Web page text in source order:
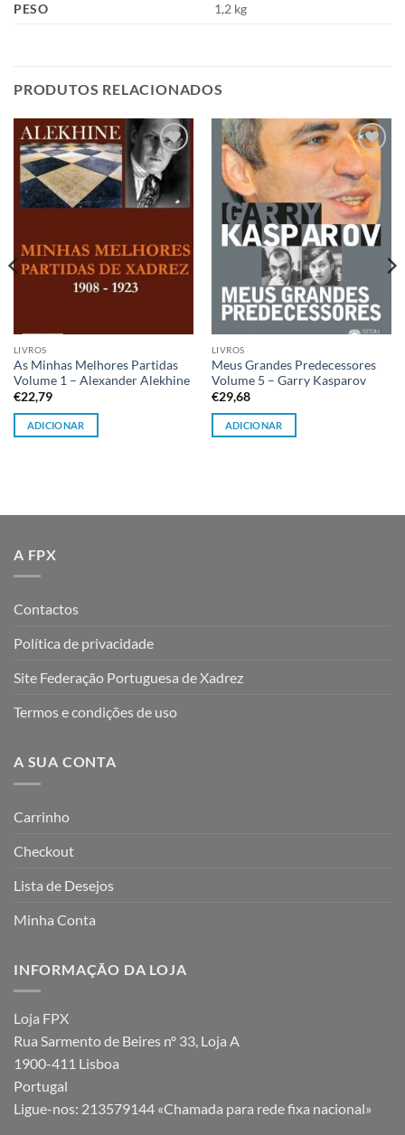
PESO 1,2 kg
PRODUTOS RELACIONADOS
Adicionar
à lista de
desejos
LIVROS
As Minhas Melhores Partidas
Volume 1 – Alexander Alekhine
€22,79
ADICIONAR
Adicionar
à lista de
desejos
LIVROS
Meus Grandes Predecessores
Volume 5 – Garry Kasparov
€29,68
ADICIONAR
A FPX
Contactos
Política de privacidade
Site Federação Portuguesa de Xadrez
Termos e condições de uso
A SUA CONTA
Carrinho
Checkout
Lista de Desejos
Minha Conta
INFORMAÇÃO DA LOJA
Loja FPX
Rua Sarmento de Beires nº 33, Loja A
1900-411 Lisboa
Portugal
Ligue-nos: 213579144 «Chamada para rede fixa nacional»